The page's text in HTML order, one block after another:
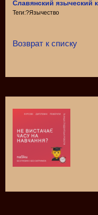
Славянский языческий
Теги:?Язычество
Возврат к списку